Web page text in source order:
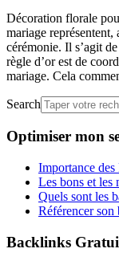
Décoration florale
mariage représentent,
cérémonie. Il s’agit
règle d’or est de
mariage. Cela
Search
Optimiser mon
Importance
Les bons et les
Quels sont les
Référencer
Backlinks